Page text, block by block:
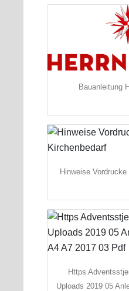
Bauanleitung
Hinweise
Https
Uploads 2019 05